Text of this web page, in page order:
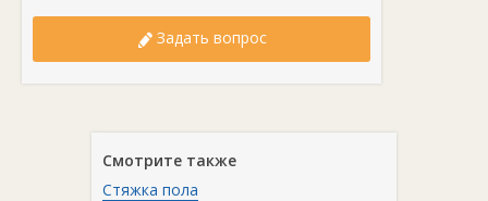
Задать вопрос
Смотрите также
Стяжка пола